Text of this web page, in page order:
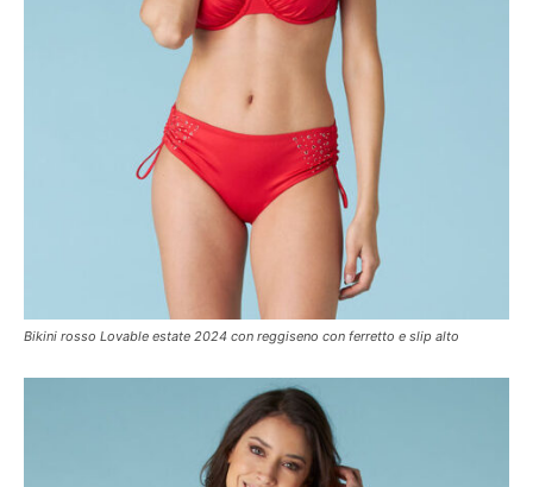
Bikini rosso Lovable estate 2024 con reggiseno con ferretto e slip alto